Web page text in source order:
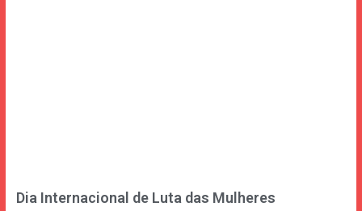
Dia Internacional de Luta das Mulheres